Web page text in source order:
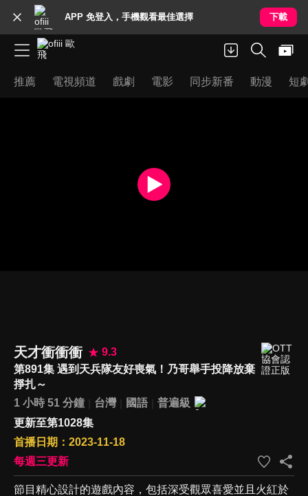
APP 免登入，手機觀看最佳選擇 下載
推薦 電視頻道 戲劇 電影 同步新番 動漫 短
天才衝衝衝
9.3
第891集 遇到天兵隊友好喪氣！乃哥舉手投降放棄
掙扎～
1 小時 51 分鐘
台灣 國語
普遍級
更新至第1028集
首播日期：2023-11-18
每週三更新
節目精心設計的遊戲內容，包括深受觀眾喜愛並且火紅於